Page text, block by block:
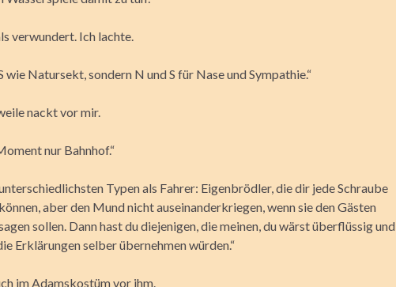
verwundert. Ich lachte.
wie Natursekt, sondern N und S für Nase und Sympathie.“
nackt vor mir.
nur Bahnhof.“
Typen als Fahrer: Eigenbrödler, die dir jede Schraube
aber den Mund nicht auseinanderkriegen, wenn sie den Gästen
sollen. Dann hast du diejenigen, die meinen, du wärst überflüssig und
Erklärungen selber übernehmen würden.“
im Adamskostüm vor ihm.